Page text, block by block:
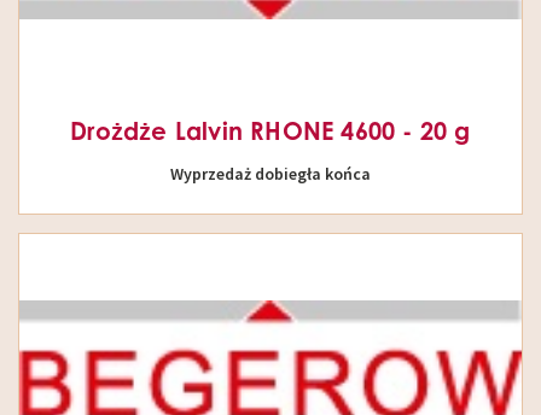
Drożdże Lalvin RHONE 4600 - 20 g
Wyprzedaż dobiegła końca